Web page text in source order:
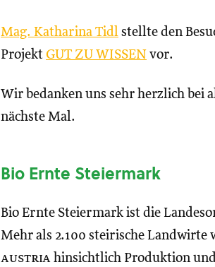
Mag. Katharina Tidl stellte den
Projekt GUT ZU WISSEN vor.
Wir bedanken uns sehr herzlich bei
nächste Mal.
Bio Ernte Steiermark
Bio Ernte Steiermark ist die
Mehr als 2.100 steirische
austria hinsichtlich Produktion